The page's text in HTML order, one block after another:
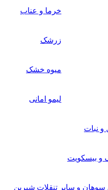
خرما و عناب
زرشک
میوه خشک
لیمو امانی
و نبات
و بیسکویت
سوهان و سایر تنقلات شیرین